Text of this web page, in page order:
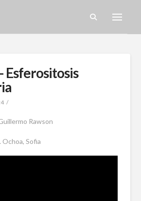
Esferositosis
Rawson
Sofia